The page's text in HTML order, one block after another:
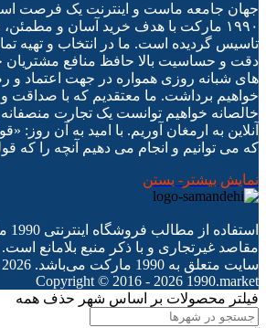
جهان جامعه ماست و اینترنت یک فرصت
۱۹۹۰ مارکت با هدف خرید آسان و
تاسیس گردیده است. ما در انتخاب و تهیه
دقت و حساسیت بالا حافظ منافع مشتریان
های شبانه روزی همواره در جهت اعتماد و
خواهیم برداشت. ما معتقدیم که با
خالصانه خواهیم توانست یک تجارت
آنلاین به ارمغان آوریم. با امید به آن روز:
که می توانیم و انجام می دهیم آنچه را که
نمایش بیشتر - بستن
مقاصد غیرتجاری و با ذکر منبع بلامانع
سایت متعلق به 1990 مارکت می‌باشد. Copyright © 2016 - 2026
Copyright © 2016 - 2026 1990.market
فیلتر محصولات بر اساس شهر حذف همه